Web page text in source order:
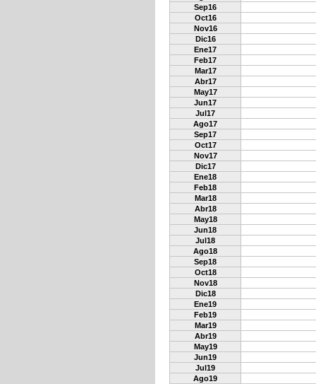
Sep16
Oct16
Nov16
Dic16
Ene17
Feb17
Mar17
Abr17
May17
Jun17
Jul17
Ago17
Sep17
Oct17
Nov17
Dic17
Ene18
Feb18
Mar18
Abr18
May18
Jun18
Jul18
Ago18
Sep18
Oct18
Nov18
Dic18
Ene19
Feb19
Mar19
Abr19
May19
Jun19
Jul19
Ago19